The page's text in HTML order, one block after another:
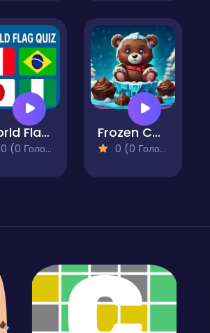
World Flag Quiz
0 (0 Голосів)
Frozen Choco Quest
0 (0 Голосів)